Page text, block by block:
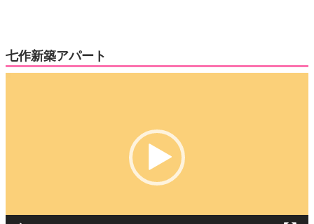
ウ
で
開
き
い
(新
し
い
七作新築アパート